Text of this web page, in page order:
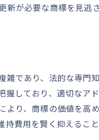
フェッショナルな戦略
プローチ
計画
ルな節約術
費用を管理
が必要な商標を見逃
であり、法的な専門
しており、適切なア
り、商標の価値を高
費用を賢く抑えるこ